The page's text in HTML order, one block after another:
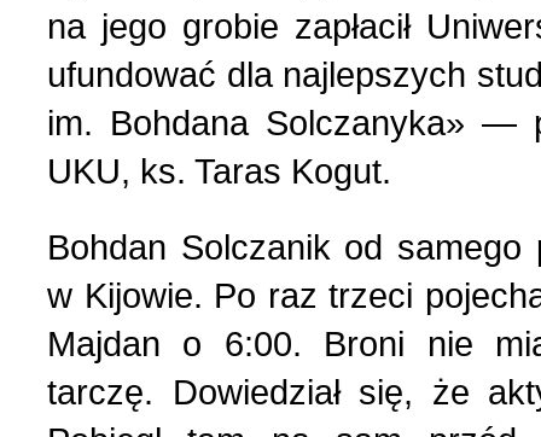
Strona religijna (18)
Sylwetki znanych ludzi
U naszych sąsiadów (9)
Wojna rosyjsko-
na jego grobie zapłacił
ufundować dla najlepszych
im. Bohdana Solczanyka» —
UKU, ks. Taras Kogut.
Bohdan Solczanik od samego
w Kijowie. Po raz trzeci
Majdan o 6:00. Broni nie
tarczę. Dowiedział się, że